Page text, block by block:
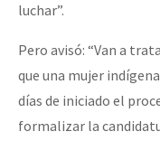
luchar”.
Pero avisó: “Van a
que una mujer
días de iniciado el
formalizar la